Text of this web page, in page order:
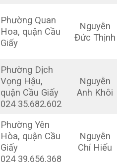
Phường Quan
Hoa, quận Cầu
Giấy
Nguyễn
Đức Thịnh
Phường Dịch
Vọng Hậu,
quận Cầu Giấy
024 35.682.602
Nguyễn
Anh Khôi
Phường Yên
Hòa, quận Cầu
Giấy
024 39.656.368
Nguyễn
Chí Hiếu